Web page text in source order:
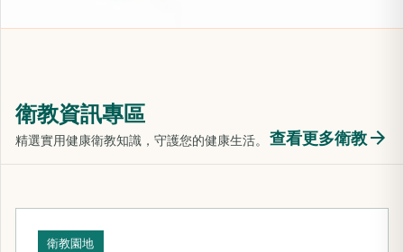
衛教資訊專區
精選實用健康衛教知識，守護您的健康生活。 查看更多衛教arrow_forward
衛教園地